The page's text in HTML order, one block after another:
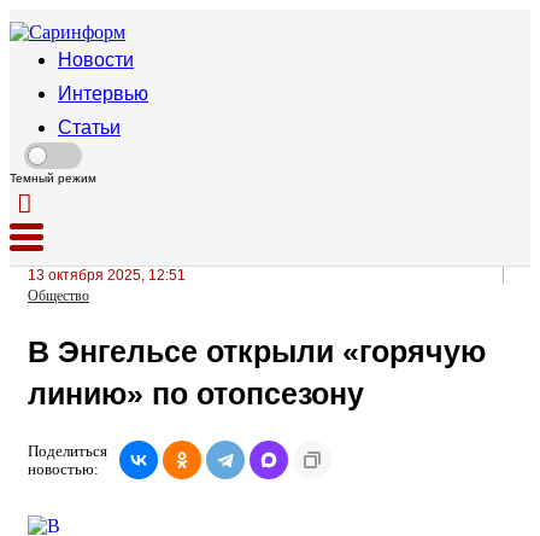
Новости
Интервью
Статьи
Темный режим
13 октября 2025, 12:51
Общество
В Энгельсе открыли «горячую
линию» по отопсезону
Поделиться
новостью: